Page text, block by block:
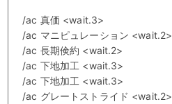
/ac 真価 <wait.3>
/ac マニピュレーション <wait.2>
/ac 長期倹約 <wait.2>
/ac 下地加工 <wait.3>
/ac 下地加工 <wait.3>
/ac グレートストライド <wait.2>